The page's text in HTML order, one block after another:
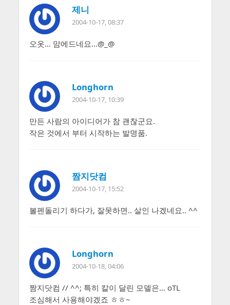
제니
2004-10-17, 08:37
오옷… 맘에드네요…@_@
Longhorn
2004-10-17, 10:39
만든 사람의 아이디어가 참 괜찮군요.
작은 것에서 부터 시작하는 발명품.
짬지닷컴
2004-10-17, 15:52
볼펜돌리기 하다가, 잘못하면.. 살인 나겠네요.. ^^
Longhorn
2004-10-18, 04:06
짬지닷컴 // ^^; 특히 칼이 달린 모델은… oTL
조심해서 사용해야겠죠 ㅎㅎ~